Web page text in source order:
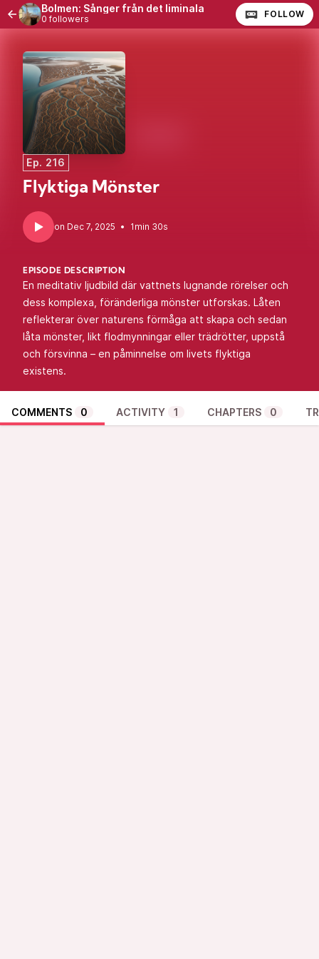
Bolmen: Sånger från det liminala
0 followers FOLLOW
Ep. 216
Flyktiga Mönster
• 1min 30s
EPISODE DESCRIPTION
En meditativ ljudbild där vattnets lugnande rörelser och
dess komplexa, föränderliga mönster utforskas. Låten
reflekterar över naturens förmåga att skapa och sedan
låta mönster, likt flodmynningar eller trädrötter, uppstå
och försvinna – en påminnelse om livets flyktiga
existens.
COMMENTS 0 ACTIVITY 1 CHAPTERS 0